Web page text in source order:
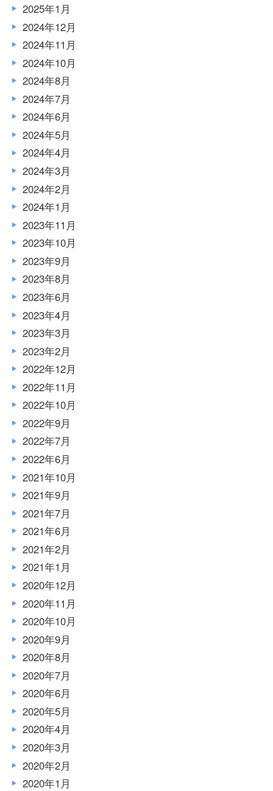
2025年1月
2024年12月
2024年11月
2024年10月
2024年8月
2024年7月
2024年6月
2024年5月
2024年4月
2024年3月
2024年2月
2024年1月
2023年11月
2023年10月
2023年9月
2023年8月
2023年6月
2023年4月
2023年3月
2023年2月
2022年12月
2022年11月
2022年10月
2022年9月
2022年7月
2022年6月
2021年10月
2021年9月
2021年7月
2021年6月
2021年2月
2021年1月
2020年12月
2020年11月
2020年10月
2020年9月
2020年8月
2020年7月
2020年6月
2020年5月
2020年4月
2020年3月
2020年2月
2020年1月